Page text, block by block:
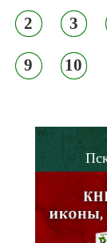
2 3
9 10